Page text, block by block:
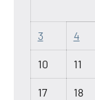
3 4
10 11
17 18